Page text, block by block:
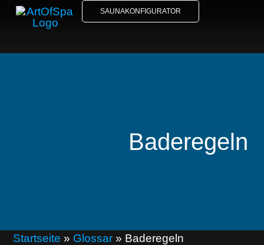
SAUNAKONFIGURATOR
Baderegeln
Startseite » Glossar » Baderegeln